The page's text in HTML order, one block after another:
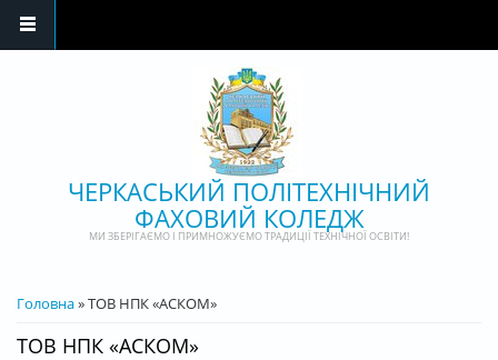
ЧЕРКАСЬКИЙ ПОЛІТЕХНІЧНИЙ
ФАХОВИЙ КОЛЕДЖ
МИ ЗБЕРІГАЄМО І ПРИМНОЖУЄМО ТРАДИЦІЇ ТЕХНІЧНОЇ ОСВІТИ!
ВИ Є ТУТ
Головна» ТОВ НПК «АСКОМ»
ТОВ НПК «АСКОМ»